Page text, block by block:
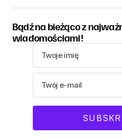
Bądź na bieżąco z
wiadomościami!